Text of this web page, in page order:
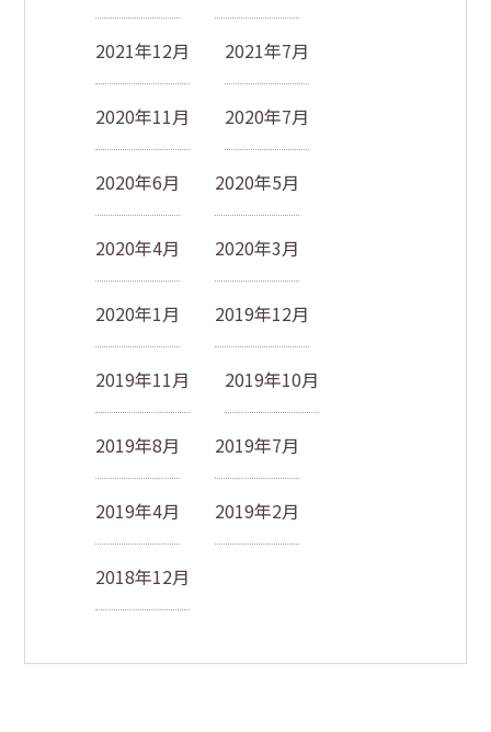
2021年12月 2021年7月
2020年11月 2020年7月
2020年6月 2020年5月
2020年4月 2020年3月
2020年1月 2019年12月
2019年11月 2019年10月
2019年8月 2019年7月
2019年4月 2019年2月
2018年12月